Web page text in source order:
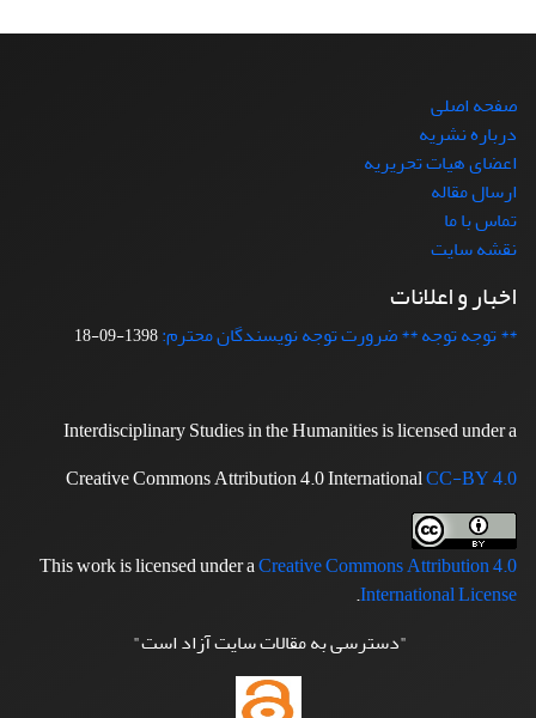
صفحه اصلی
درباره نشریه
اعضای هیات تحریریه
ارسال مقاله
تماس با ما
نقشه سایت
اخبار و اعلانات
** توجه توجه ** ضرورت توجه نویسندگان محترم:1398-09-18
Interdisciplinary Studies in the Humanities is licensed under a
Creative Commons Attribution 4.0 InternationalCC-BY 4.0
This work is licensed under aCreative Commons Attribution 4.0
International License
.
"دسترسی به مقالات سایت آزاد است"